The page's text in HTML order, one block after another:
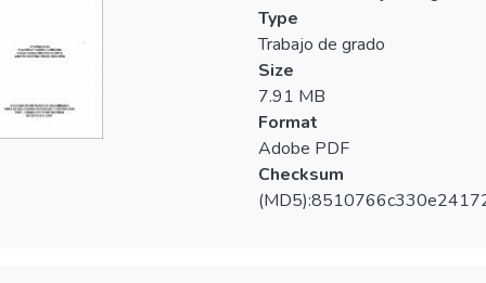
individuales y pilares de prótesis fija cementados en las
de posgrado.
Type
Trabajo de grado
Size
7.91 MB
Format
Adobe PDF
Checksum